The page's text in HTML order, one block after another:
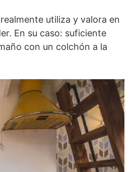
utiliza y valora en
En su caso: suficiente
con un colchón a la